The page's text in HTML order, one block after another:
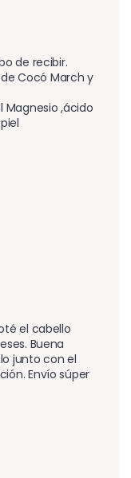
de recibir.
Cocó March y
Magnesio ,ácido
el cabello
Buena
junto con el
Envío súper